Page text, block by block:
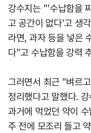
강수지는 "'수납함을
고 공간이 없다'고 생
라면, 과자 등을 넣은
다"고 수납함을 강력
그러면서 최근 "벼르
정리했다고 말했다.
과거에 먹었던 약이
주 전에 모조리 들고